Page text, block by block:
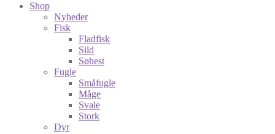
Shop
Nyheder
Fisk
Fladfisk
Sild
Søhest
Fugle
Småfugle
Måge
Svale
Stork
Dyr